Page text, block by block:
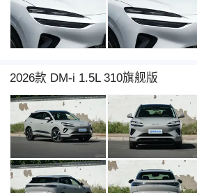
2026款 DM-i 1.5L 310旗舰版